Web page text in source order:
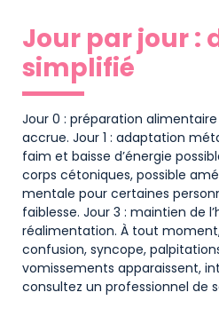
Jour par jour :
simplifié
Jour 0 : préparation
accrue. Jour 1 : adaptation
faim et baisse d’énergie
corps cétoniques, possible
mentale pour certaines
faiblesse. Jour 3 : maintien de
réalimentation. À tout
confusion, syncope,
vomissements apparaissent,
consultez un professionnel de